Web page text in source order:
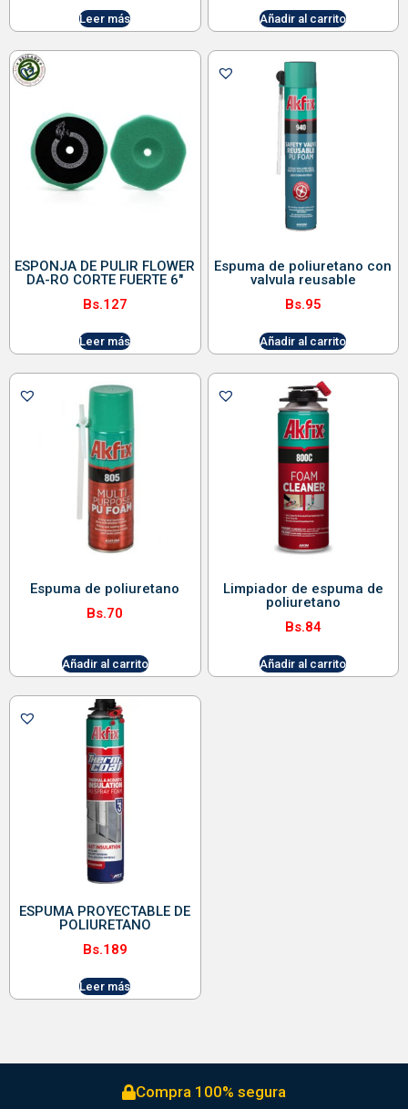
Leer más Añadir al carrito
ESPONJA DE PULIR FLOWER
DA-RO CORTE FUERTE 6″
Bs.127
Leer más
Espuma de poliuretano con
valvula reusable
Bs.95
Añadir al carrito
Espuma de poliuretano
Bs.70
Añadir al carrito
Limpiador de espuma de
poliuretano
Bs.84
Añadir al carrito
ESPUMA PROYECTABLE DE
POLIURETANO
Bs.189
Leer más
Compra 100% segura